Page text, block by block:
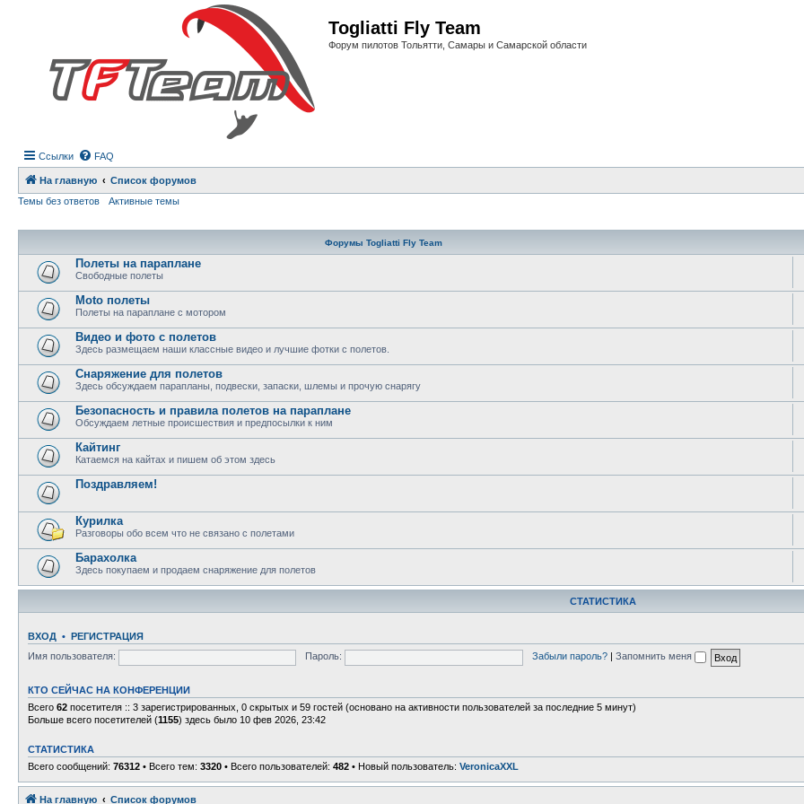
Togliatti Fly Team
Форум пилотов Тольятти, Самары и Самарской области
Ссылки FAQ
На главную
Список форумов
Темы без ответов
Активные темы
Форумы Togliatti Fly Team
Полеты на параплане
Свободные полеты
Moto полеты
Полеты на параплане с мотором
Видео и фото с полетов
Здесь размещаем наши классные видео и лучшие фотки с полетов.
Снаряжение для полетов
Здесь обсуждаем парапланы, подвески, запаски, шлемы и прочую снарягу
Безопасность и правила полетов на параплане
Обсуждаем летные происшествия и предпосылки к ним
Кайтинг
Катаемся на кайтах и пишем об этом здесь
Поздравляем!
Курилка
Разговоры обо всем что не связано с полетами
Барахолка
Здесь покупаем и продаем снаряжение для полетов
СТАТИСТИКА
ВХОД • РЕГИСТРАЦИЯ
Имя пользователя:
Пароль: Забыли пароль? Запомнить меня
КТО СЕЙЧАС НА КОНФЕРЕНЦИИ
Всего 62 посетителя :: 3 зарегистрированных, 0 скрытых и 59 гостей (основано на активности пользователей за последние 5 минут)
Больше всего посетителей (1155) здесь было 10 фев 2026, 23:42
СТАТИСТИКА
Всего сообщений: 76312 • Всего тем: 3320 • Всего пользователей: 482 • Новый пользователь: VeronicaXXL
На главную Список форумов
Связаться с